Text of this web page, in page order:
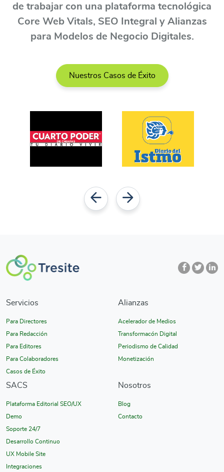
de trabajar con una plataforma tecnológica
Core Web Vitals, SEO Integral y Alianzas
para Modelos de Negocio Digitales.
Nuestros Casos de Éxito
Servicios
Para Directores
Para Redacción
Para Editores
Para Colaboradores
Casos de Éxito
Alianzas
Acelerador de Medios
Transformacón Digital
Periodismo de Calidad
Monetización
SACS
Plataforma Editorial SEO/UX
Demo
Soporte 24/7
Desarrollo Continuo
UX Mobile Site
Integraciones
Nosotros
Blog
Contacto